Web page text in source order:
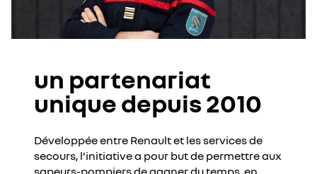
un partenariat
unique depuis 2010
Développée entre Renault et les services de
secours, l’initiative a pour but de permettre aux
sapeurs-pompiers de gagner du temps, en